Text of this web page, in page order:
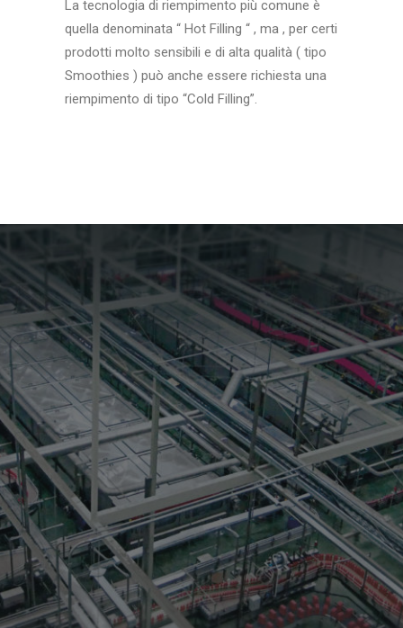
La tecnologia di riempimento più comune è
quella denominata “ Hot Filling “ , ma , per certi
prodotti molto sensibili e di alta qualità ( tipo
Smoothies ) può anche essere richiesta una
riempimento di tipo “Cold Filling”.